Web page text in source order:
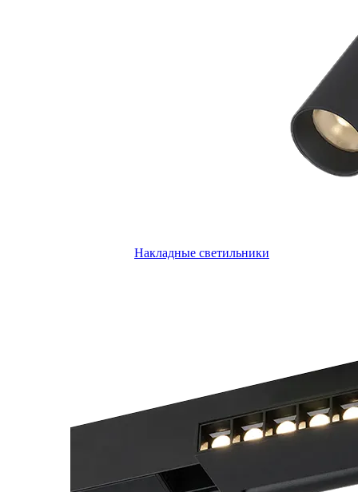
Накладные светильники